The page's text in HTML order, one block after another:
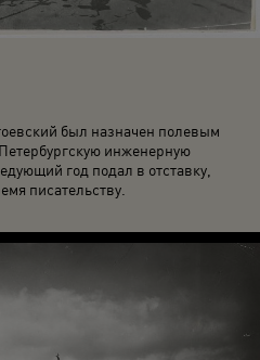
был назначен полевым
инженерную
год подал в отставку,
писательству.